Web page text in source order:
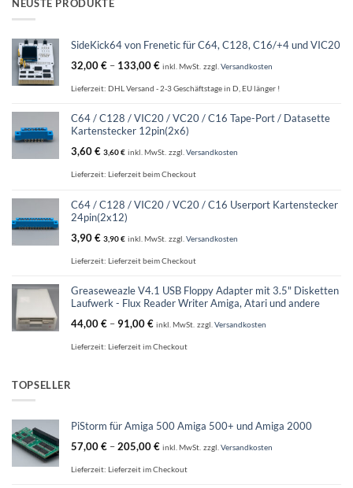
NEUSTE PRODUKTE
SideKick64 von Frenetic für C64, C128, C16/+4 und VIC20
32,00€ – 133,00€ inkl. MwSt. zzgl. Versandkosten
Lieferzeit: DHL Versand - 2-3 Geschäftstage in D, EU länger !
C64 / C128 / VIC20 / VC20 / C16 Tape-Port / Datasette
Kartenstecker 12pin(2x6)
3,60€ 3,60€ inkl. MwSt. zzgl. Versandkosten
Lieferzeit: Lieferzeit beim Checkout
C64 / C128 / VIC20 / VC20 / C16 Userport Kartenstecker
24pin(2x12)
3,90€ 3,90€ inkl. MwSt. zzgl. Versandkosten
Lieferzeit: Lieferzeit beim Checkout
Greaseweazle V4.1 USB Floppy Adapter mit 3.5" Disketten
Laufwerk - Flux Reader Writer Amiga, Atari und andere
44,00€ –91,00€ inkl. MwSt. zzgl. Versandkosten
Lieferzeit: Lieferzeit im Checkout
TOPSELLER
PiStorm für Amiga 500 Amiga 500+ und Amiga 2000
57,00€ –205,00€ inkl. MwSt. zzgl. Versandkosten
Lieferzeit: Lieferzeit im Checkout